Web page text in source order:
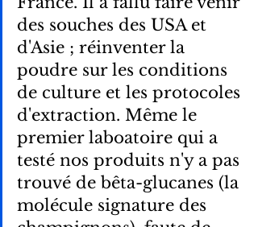
des souches des USA et
d'Asie ; réinventer la
poudre sur les conditions
de culture et les protocoles
d'extraction. Même le
premier laboatoire qui a
testé nos produits n'y a pas
trouvé de bêta-glucanes (la
molécule signature des